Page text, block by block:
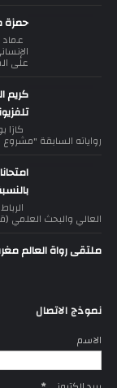
حمزة
عماد
على
كريم
رواياته السابقة
العالي والبحث العلمي
ملتقى رواة العالم مغرب الحكايات
نموذج الاتصال
الاسم